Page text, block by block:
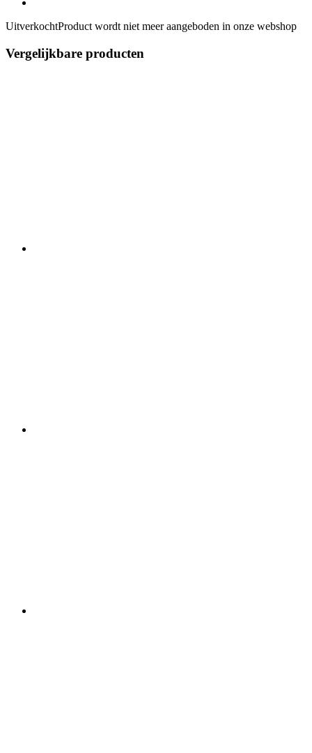
UitverkochtProduct wordt niet meer aangeboden in onze webshop
Vergelijkbare producten